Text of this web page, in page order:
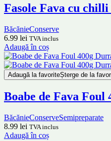
Fasole Fava cu
BăcănieConserve
6.99 lei TVA inclus
Adaugă în coș
Adaugă la favoriteȘterge de la
Boabe de Fava Foul
BăcănieConserveSemipreparate
8.99 lei TVA inclus
Adaugă în coș